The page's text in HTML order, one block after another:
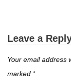
Leave a
Your email address
marked *